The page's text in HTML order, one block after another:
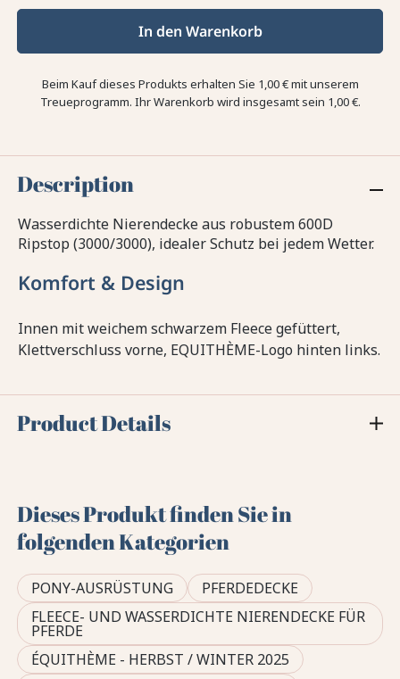
In den Warenkorb
Beim Kauf dieses Produkts erhalten Sie 1,00 €mit unserem
Treueprogramm. Ihr Warenkorb wird insgesamt sein 1,00 €.
Description
Wasserdichte Nierendecke aus robustem 600D
Ripstop (3000/3000), idealer Schutz bei jedem Wetter.
Komfort & Design
Innen mit weichem schwarzem Fleece gefüttert,
Klettverschluss vorne, EQUITHÈME-Logo hinten links.
Product Details
Dieses Produkt finden Sie in
folgenden Kategorien
PONY-AUSRÜSTUNG
PFERDEDECKE
FLEECE- UND WASSERDICHTE NIERENDECKE FÜR
PFERDE
ÉQUITHÈME - HERBST / WINTER 2025